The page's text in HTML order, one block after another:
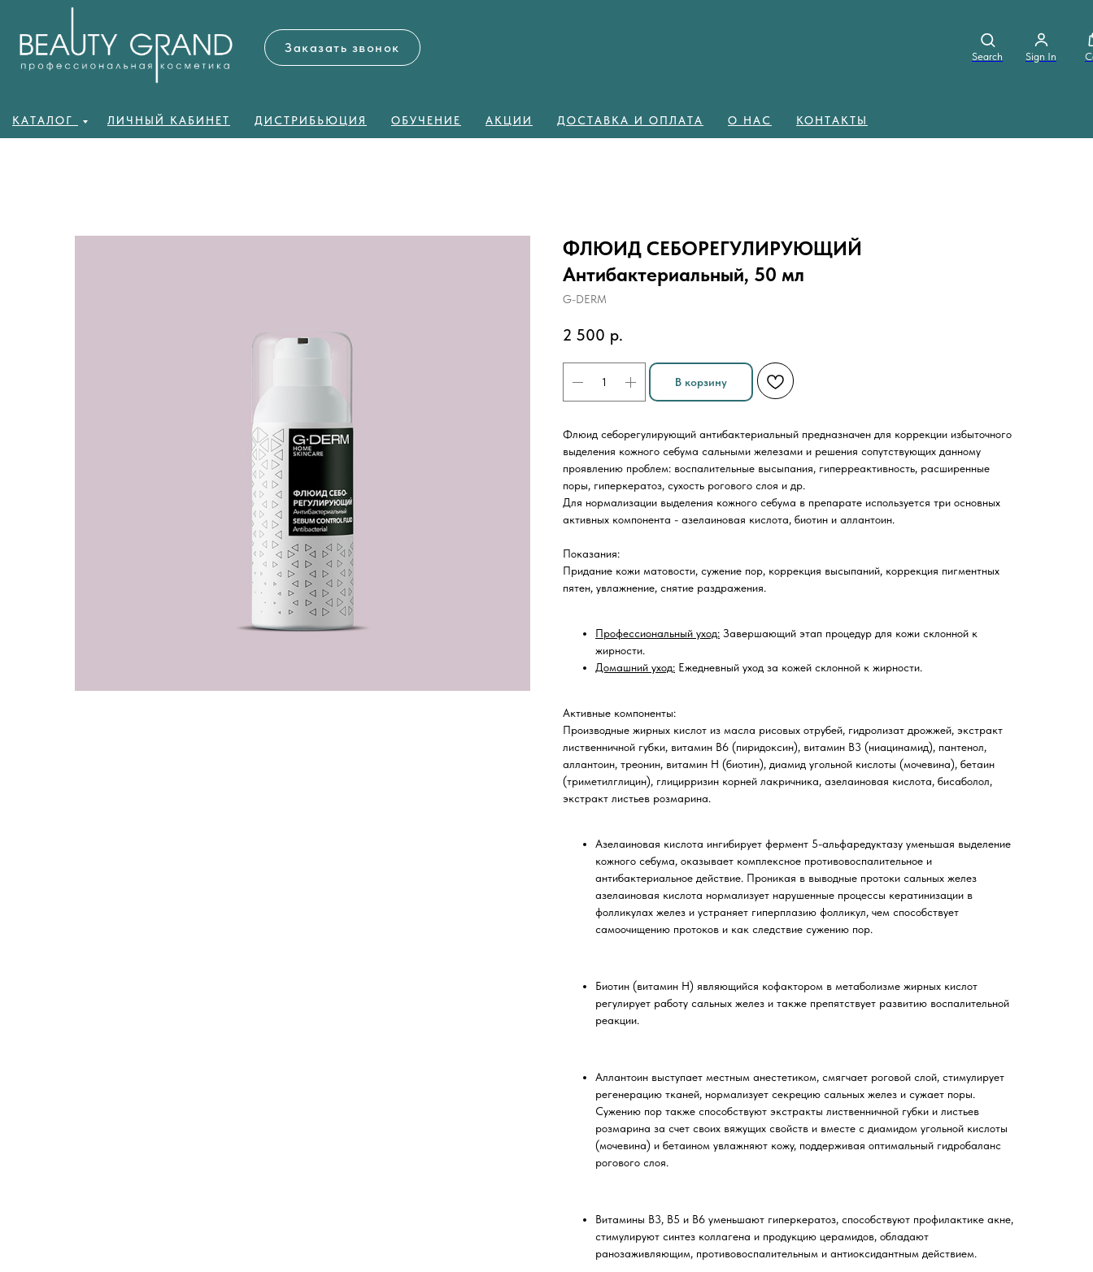
Заказать звонок
Search Sign In
КАТАЛОГ ЛИЧНЫЙ КАБИНЕТ ДИСТРИБЬЮЦИЯ ОБУЧЕНИЕ АКЦИИ ДОСТАВКА И ОПЛАТА О НАС КОНТАКТЫ
ФЛЮИД СЕБОРЕГУЛИРУЮЩИЙ
Антибактериальный, 50 мл
G-DERM
2 500 р.
В корзину
Флюид себорегулирующий антибактериальный предназначен для коррекции избыточного
выделения кожного себума сальными железами и решения сопутствующих данному
проявлению проблем: воспалительные высыпания, гиперреактивность, расширенные
поры, гиперкератоз, сухость рогового слоя и др.
Для нормализации выделения кожного себума в препарате используется три основных
активных компонента - азелаиновая кислота, биотин и аллантоин.
Показания:
Придание кожи матовости, сужение пор, коррекция высыпаний, коррекция пигментных
пятен, увлажнение, снятие раздражения.
Профессиональный уход: Завершающий этап процедур для кожи склонной к
жирности.
Домашний уход: Ежедневный уход за кожей склонной к жирности.
Активные компоненты:
Производные жирных кислот из масла рисовых отрубей, гидролизат дрожжей, экстракт
лиственничной губки, витамин В6 (пиридоксин), витамин B3 (ниацинамид), пантенол,
аллантоин, треонин, витамин H (биотин), диамид угольной кислоты (мочевина), бетаин
(триметилглицин), глицирризин корней лакричника, азелаиновая кислота, бисаболол,
экстракт листьев розмарина.
Азелаиновая кислота ингибирует фермент 5-альфаредуктазу уменьшая выделение
кожного себума, оказывает комплексное противовоспалительное и
антибактериальное действие. Проникая в выводные протоки сальных желез
азелаиновая кислота нормализует нарушенные процессы кератинизации в
фолликулах желез и устраняет гиперплазию фолликул, чем способствует
самоочищению протоков и как следствие сужению пор.
Биотин (витамин H) являющийся кофактором в метаболизме жирных кислот
регулирует работу сальных желез и также препятствует развитию воспалительной
реакции.
Аллантоин выступает местным анестетиком, смягчает роговой слой, стимулирует
регенерацию тканей, нормализует секрецию сальных желез и сужает поры.
Сужению пор также способствуют экстракты лиственничной губки и листьев
розмарина за счет своих вяжущих свойств и вместе с диамидом угольной кислоты
(мочевина) и бетаином увлажняют кожу, поддерживая оптимальный гидробаланс
рогового слоя.
Витамины B3, B5 и B6 уменьшают гиперкератоз, способствуют профилактике акне,
стимулируют синтез коллагена и продукцию церамидов, обладают
ранозаживляющим, противовоспалительным и антиоксидантным действием.